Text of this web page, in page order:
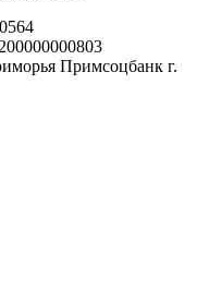
Примсоцбанк г.